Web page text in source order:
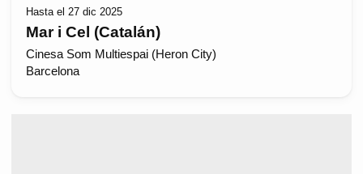
Hasta el 27 dic 2025
Mar i Cel (Catalán)
Cinesa Som Multiespai (Heron City)
Barcelona